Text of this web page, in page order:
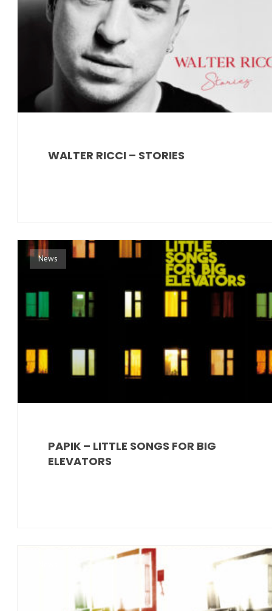
WALTER RICCI – STORIES
News
PAPIK – LITTLE SONGS FOR BIG
ELEVATORS